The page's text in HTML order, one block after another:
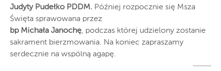
Judyty Pudełko PDDM. Później rozpocznie się Msza
Święta sprawowana przez
bp Michała Janochę, podczas której udzielony zostanie
sakrament bierzmowania. Na koniec zapraszamy
serdecznie na wspólną agapę.